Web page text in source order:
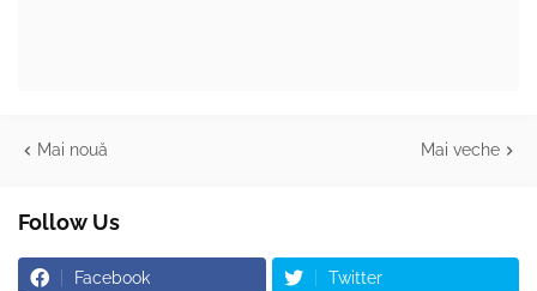
Mai nouă Mai veche
Follow Us
Facebook Twitter